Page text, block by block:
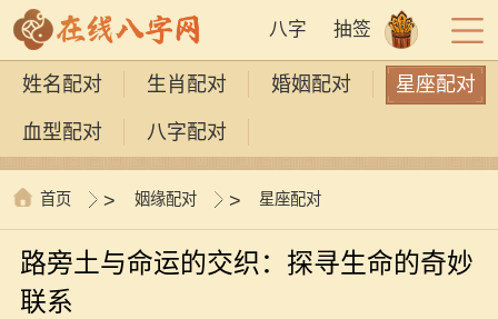
八字 抽签
姓名配对 生肖配对 婚姻配对 星座配对
血型配对 八字配对
首页 > 姻缘配对 > 星座配对
路旁土与命运的交织：探寻生命的奇妙
联系